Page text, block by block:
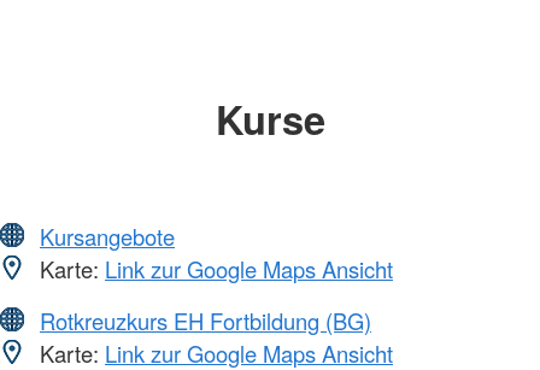
Kurse
Kursangebote
Karte: Link zur Google Maps Ansicht
Rotkreuzkurs EH Fortbildung (BG)
Karte: Link zur Google Maps Ansicht